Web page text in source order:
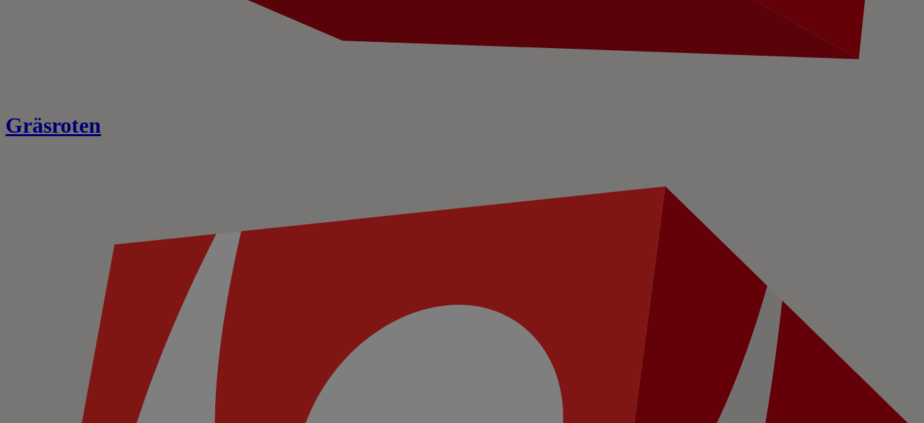
Gräsroten